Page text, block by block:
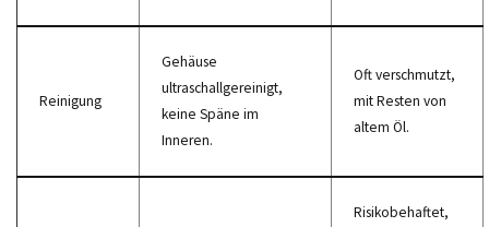
Reinigung
Gehäuse
ultraschallgereinigt,
keine Späne im
Inneren.
Oft verschmutzt,
mit Resten von
altem Öl.
Risikobehaftet,